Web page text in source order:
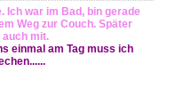
Ich war im Bad, bin gerade
Weg zur Couch. Später
auch mit.
einmal am Tag muss ich